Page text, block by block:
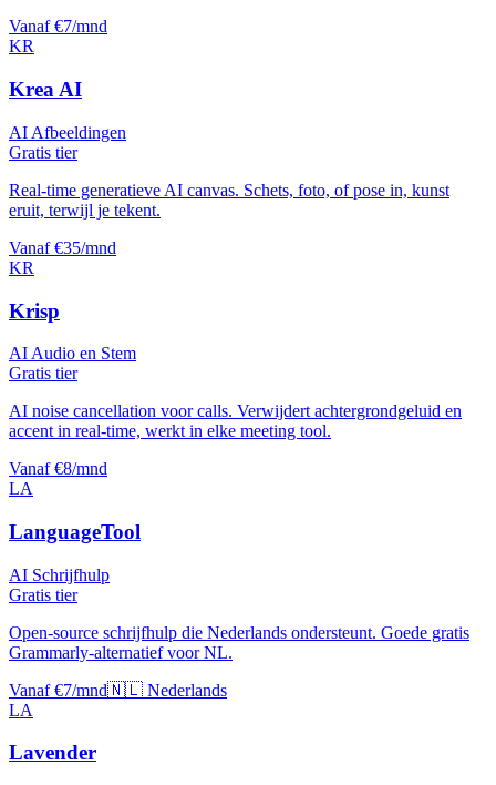
Vanaf €7/mnd
KR
Krea AI
AI Afbeeldingen
Gratis tier
Real-time generatieve AI canvas. Schets, foto, of pose in, kunst
eruit, terwijl je tekent.
Vanaf €35/mnd
KR
Krisp
AI Audio en Stem
Gratis tier
AI noise cancellation voor calls. Verwijdert achtergrondgeluid en
accent in real-time, werkt in elke meeting tool.
Vanaf €8/mnd
LA
LanguageTool
AI Schrijfhulp
Gratis tier
Open-source schrijfhulp die Nederlands ondersteunt. Goede gratis
Grammarly-alternatief voor NL.
Vanaf €7/mnd🇳🇱 Nederlands
LA
Lavender